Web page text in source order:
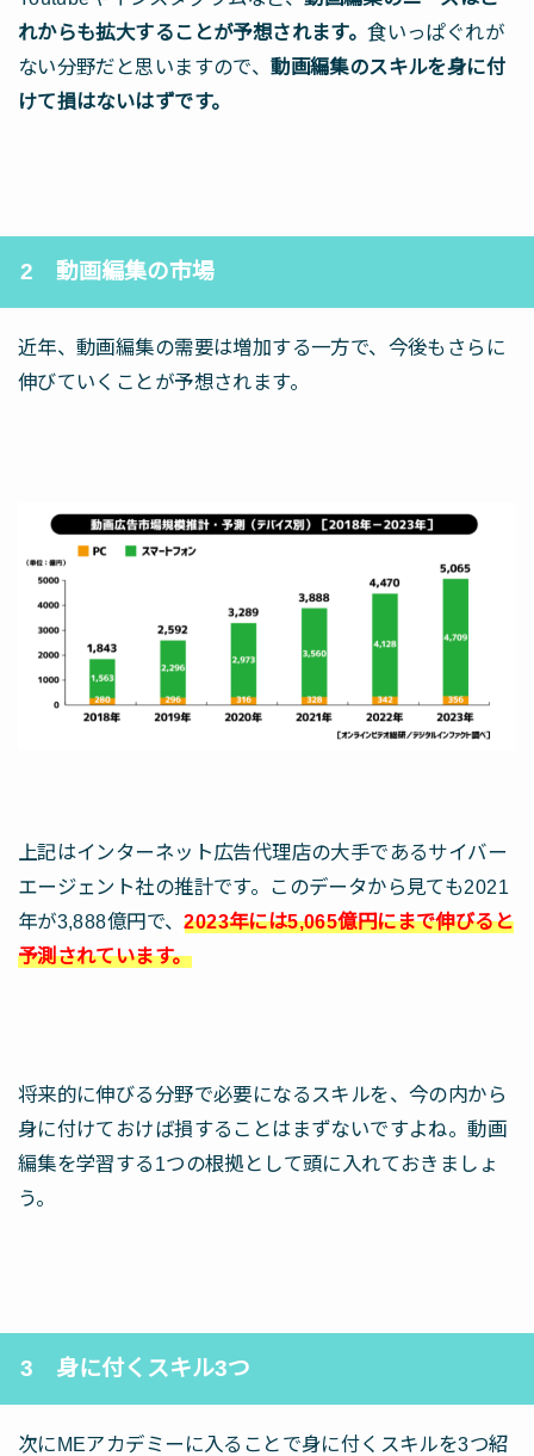
れからも拡大することが予想されます。食いっぱぐれが
ない分野だと思いますので、動画編集のスキルを身に付
けて損はないはずです。
2 動画編集の市場
近年、動画編集の需要は増加する一方で、今後もさらに
伸びていくことが予想されます。
上記はインターネット広告代理店の大手であるサイバー
エージェント社の推計です。このデータから見ても2021
年が3,888億円で、2023年には5,065億円にまで伸びると
予測されています。
将来的に伸びる分野で必要になるスキルを、今の内から
身に付けておけば損することはまずないですよね。動画
編集を学習する1つの根拠として頭に入れておきましょ
う。
3 身に付くスキル3つ
次にMEアカデミーに入ることで身に付くスキルを3つ紹